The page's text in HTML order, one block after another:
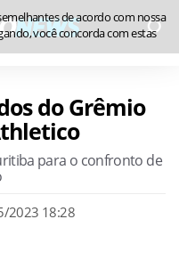
do Grêmio
para o confronto de
2023 18:28
de acordo com nossa
você concorda com estas